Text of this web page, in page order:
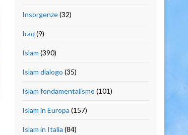
Insorgenze(32)
Iraq (9)
Islam (390)
Islam dialogo (35)
Islam fondamentalismo (101)
Islam in Europa (157)
Islam in Italia (84)